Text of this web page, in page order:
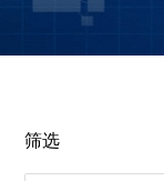
筛选